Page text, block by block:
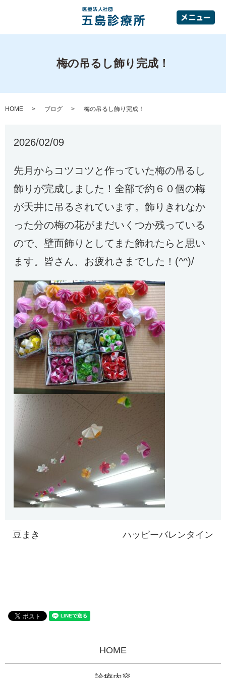
梅の吊るし飾り完成！
HOME ブログ 梅の吊るし飾り完成！
2026/02/09
先月からコツコツと作っていた梅の吊るし
飾りが完成しました！全部で約６０個の梅
が天井に吊るされています。飾りきれなか
った分の梅の花がまだいくつか残っている
ので、壁面飾りとしてまた飾れたらと思い
ます。皆さん、お疲れさまでした！(^^)/
豆まき ハッピーバレンタイン
HOME